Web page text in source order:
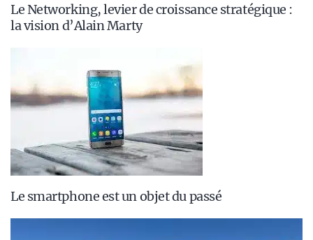
Le Networking, levier de croissance stratégique :
la vision d’Alain Marty
Le smartphone est un objet du passé